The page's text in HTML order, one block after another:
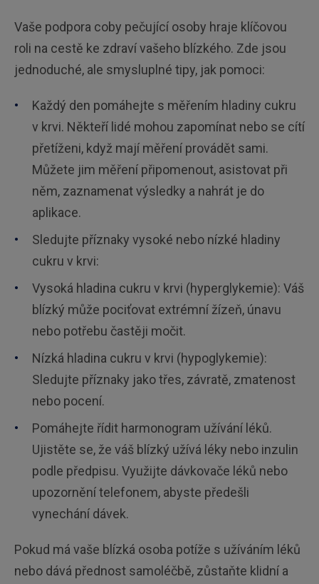
Vaše podpora coby pečující osoby hraje klíčovou
roli na cestě ke zdraví vašeho blízkého. Zde jsou
jednoduché, ale smysluplné tipy, jak pomoci:
Každý den pomáhejte s měřením hladiny cukru
v krvi. Někteří lidé mohou zapomínat nebo se cítí
přetíženi, když mají měření provádět sami.
Můžete jim měření připomenout, asistovat při
něm, zaznamenat výsledky a nahrát je do
aplikace.
Sledujte příznaky vysoké nebo nízké hladiny
cukru v krvi:
Vysoká hladina cukru v krvi (hyperglykemie): Váš
blízký může pociťovat extrémní žízeň, únavu
nebo potřebu častěji močit.
Nízká hladina cukru v krvi (hypoglykemie):
Sledujte příznaky jako třes, závratě, zmatenost
nebo pocení.
Pomáhejte řídit harmonogram užívání léků.
Ujistěte se, že váš blízký užívá léky nebo inzulin
podle předpisu. Využijte dávkovače léků nebo
upozornění telefonem, abyste předešli
vynechání dávek.
Pokud má vaše blízká osoba potíže s užíváním léků
nebo dává přednost samoléčbě, zůstaňte klidní a